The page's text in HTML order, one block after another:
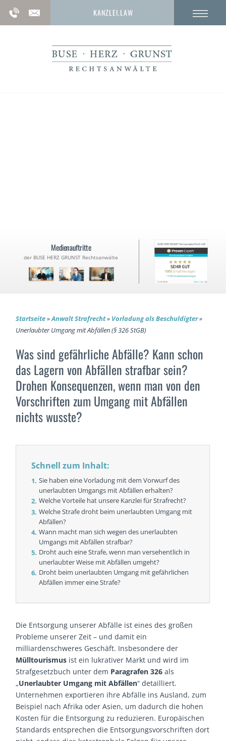
KANZLEI.LAW
Medienauftritte
der BUSE HERZ GRUNST Rechtsanwälte
Startseite»Anwalt Strafrecht» Vorladung als Beschuldigter»
Unerlaubter Umgang mit Abfällen (§ 326 StGB)
Was sind gefährliche Abfälle? Kann schon
das Lagern von Abfällen strafbar sein?
Drohen Konsequenzen, wenn man von den
Vorschriften zum Umgang mit Abfällen
nichts wusste?
Schnell zum Inhalt:
Sie haben eine Vorladung mit dem Vorwurf des
unerlaubten Umgangs mit Abfällen erhalten?
Welche Vorteile hat unsere Kanzlei für Strafrecht?
Welche Strafe droht beim unerlaubten Umgang mit
Abfällen?
Wann macht man sich wegen des unerlaubten
Umgangs mit Abfällen strafbar?
Droht auch eine Strafe, wenn man versehentlich in
unerlaubter Weise mit Abfällen umgeht?
Droht beim unerlaubten Umgang mit gefährlichen
Abfällen immer eine Strafe?
Die Entsorgung unserer Abfälle ist eines des großen
Probleme unserer Zeit – und damit ein
milliardenschweres Geschäft. Insbesondere der
Mülltourismus ist ein lukrativer Markt und wird im
Strafgesetzbuch unter dem Paragrafen 326 als
„Unerlaubter Umgang mit Abfällen“ detailliert.
Unternehmen exportieren ihre Abfälle ins Ausland, zum
Beispiel nach Afrika oder Asien, um dadurch die hohen
Kosten für die Entsorgung zu reduzieren. Europäischen
Standards entsprechen die Entsorgungsvorschriften dort